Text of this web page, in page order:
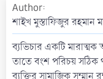
Author
শাইখ মুস্তাফিজুর রহমান
ব্যভিচার একটি
তাতে বংশ পরিচয় সঠিক